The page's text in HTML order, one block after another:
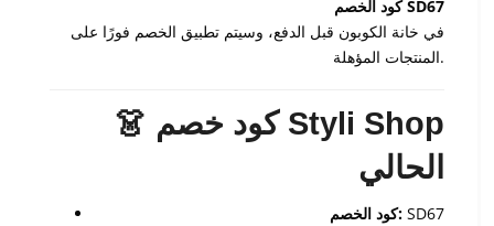
كود الخصم SD67
في خانة الكوبون قبل الدفع، وسيتم تطبيق الخصم فورًا على
المنتجات المؤهلة.
👗 كود خصم Styli Shop
الحالي
كود الخصم: SD67